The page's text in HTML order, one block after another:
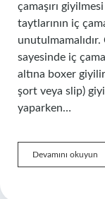
çamaşırı
taytlarının iç
sayesinde iç
altına boxer giyilir
şort veya slip)
yaparken…
Devamını okuyun